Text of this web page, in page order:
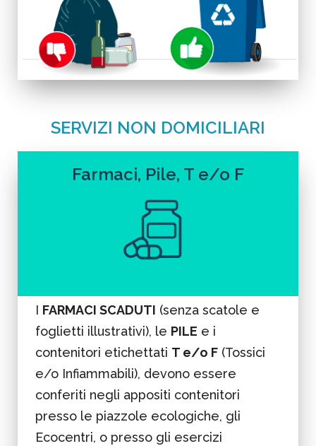
SERVIZI NON DOMICILIARI
Farmaci, Pile, T e/o F
I FARMACI SCADUTI (senza scatole e
foglietti illustrativi), le PILE e i
contenitori etichettati T e/o F (Tossici
e/o Infiammabili), devono essere
conferiti negli appositi contenitori
presso le piazzole ecologiche, gli
Ecocentri, o presso gli esercizi